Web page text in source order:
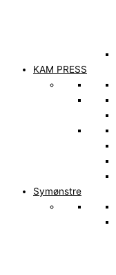
KAM PRESS
Symønstre